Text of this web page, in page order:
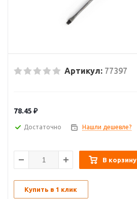
Артикул: 77397
78.45 ₽
Достаточно Нашли дешевле?
В корзину
Купить в 1 клик